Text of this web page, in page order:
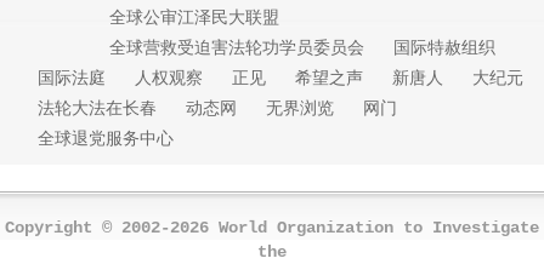
全球公审江泽民大联盟
全球营救受迫害法轮功学员委员会
国际特赦组织
国际法庭
人权观察 正见 希望之声 新唐人
大纪元
法轮大法在长春
动态网 无界浏览
网门
全球退党服务中心
Copyright © 2002-2026 World Organization to Investigate
the